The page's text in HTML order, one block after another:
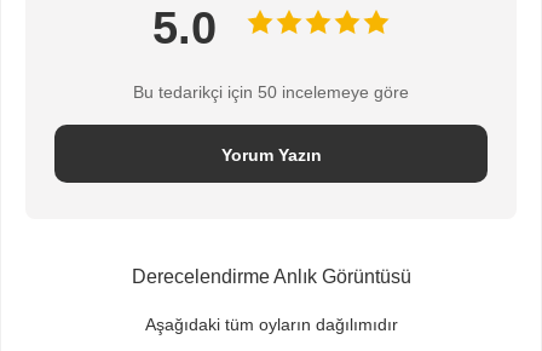
5.0
Bu tedarikçi için 50 incelemeye göre
Yorum Yazın
Derecelendirme Anlık Görüntüsü
Aşağıdaki tüm oyların dağılımıdır